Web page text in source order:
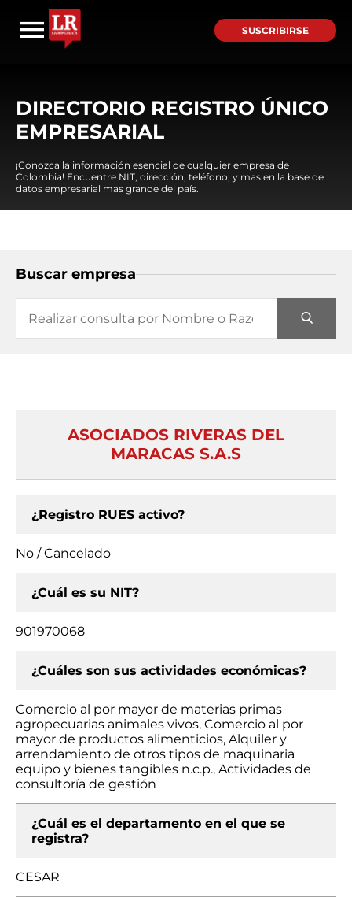
SUSCRIBIRSE
DIRECTORIO REGISTRO ÚNICO
EMPRESARIAL
¡Conozca la información esencial de cualquier empresa de
Colombia! Encuentre NIT, dirección, teléfono, y mas en la base de
datos empresarial mas grande del país.
Buscar empresa
ASOCIADOS RIVERAS DEL
MARACAS S.A.S
¿Registro RUES activo?
No / Cancelado
¿Cuál es su NIT?
901970068
¿Cuáles son sus actividades económicas?
Comercio al por mayor de materias primas
agropecuarias animales vivos, Comercio al por
mayor de productos alimenticios, Alquiler y
arrendamiento de otros tipos de maquinaria
equipo y bienes tangibles n.c.p., Actividades de
consultoría de gestión
¿Cuál es el departamento en el que se
registra?
CESAR